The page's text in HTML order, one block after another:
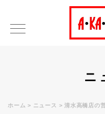
ニ
ホーム ニュース 清水高橋店の